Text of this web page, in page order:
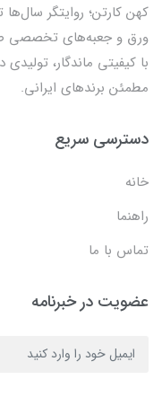
کهن کارتن؛ روایتگر
ورق و جعبه‌های تخصصی
با کیفیتی ماندگار،
مطمئن برندهای ایرانی.
دسترسی سریع
خانه
راهنما
تماس با ما
عضویت در خبرنامه